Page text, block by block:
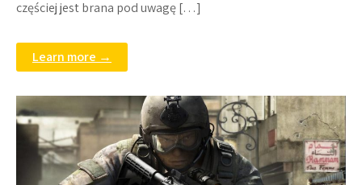
częściej jest brana pod uwagę […]
Learn more →